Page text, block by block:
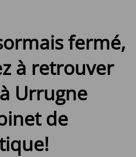
fermé,
à retrouver
Urrugne
de